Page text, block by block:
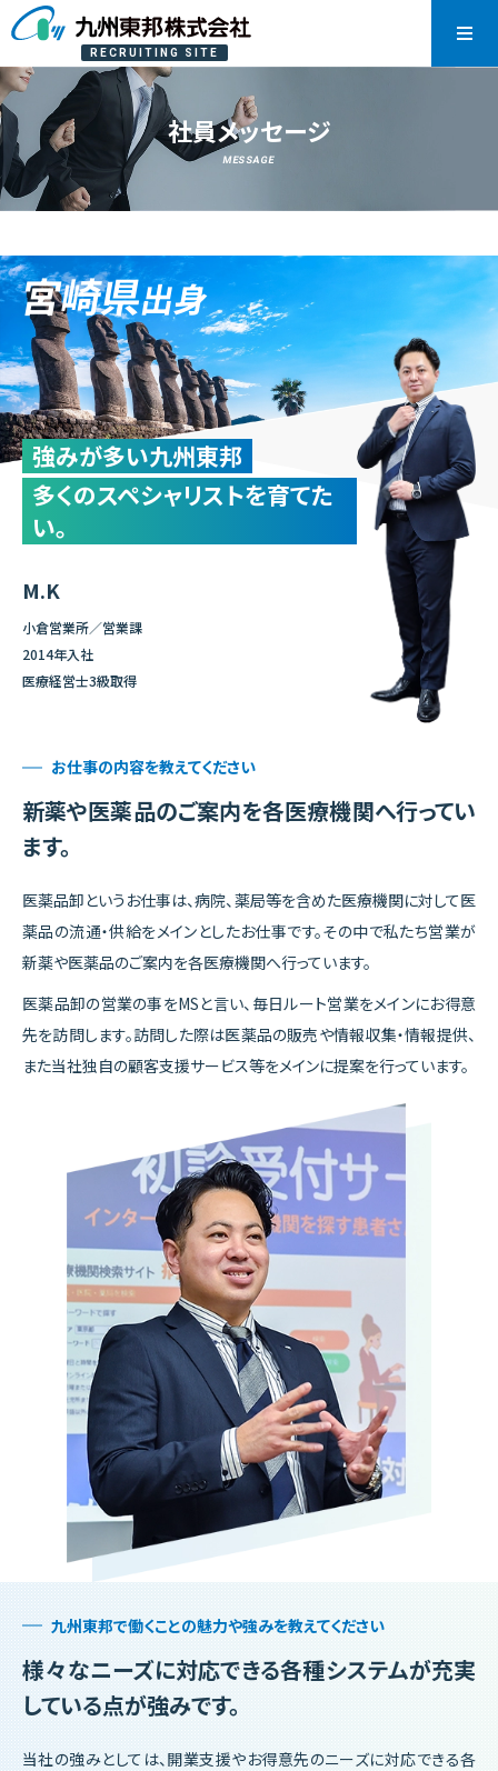
RECRUITING SITE
社員メッセージ
MESSAGE
宮崎県出身
強みが多い九州東邦
多くのスペシャリストを育てた
い。
M.K
小倉営業所／営業課
2014年入社
医療経営士3級取得
お仕事の内容を教えてください
新薬や医薬品のご案内を各医療機関へ行ってい
ます。
医薬品卸というお仕事は、病院、薬局等を含めた医療機関に対して医
薬品の流通・供給をメインとしたお仕事です。その中で私たち営業が
新薬や医薬品のご案内を各医療機関へ行っています。
医薬品卸の営業の事をMSと言い、毎日ルート営業をメインにお得意
先を訪問します。訪問した際は医薬品の販売や情報収集・情報提供、
また当社独自の顧客支援サービス等をメインに提案を行っています。
九州東邦で働くことの魅力や強みを教えてください
様々なニーズに対応できる各種システムが充実
している点が強みです。
当社の強みとしては、開業支援やお得意先のニーズに対応できる各